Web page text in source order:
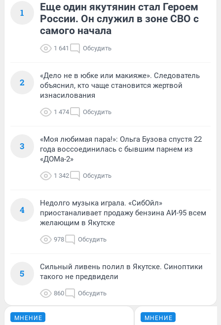
1
Еще один якутянин стал Героем
России. Он служил в зоне СВО с
самого начала
1 641 Обсудить
2
«Дело не в юбке или макияже». Следователь
объяснил, кто чаще становится жертвой
изнасилования
1 474 Обсудить
3
«Моя любимая пара!»: Ольга Бузова спустя 22
года воссоединилась с бывшим парнем из
«ДОМа-2»
1 342 Обсудить
4
Недолго музыка играла. «СибОйл»
приостаналивает продажу бензина АИ-95 всем
желающим в Якутске
978 Обсудить
5
Сильный ливень полил в Якутске. Синоптики
такого не предвидели
860 Обсудить
МНЕНИЕ МНЕНИЕ